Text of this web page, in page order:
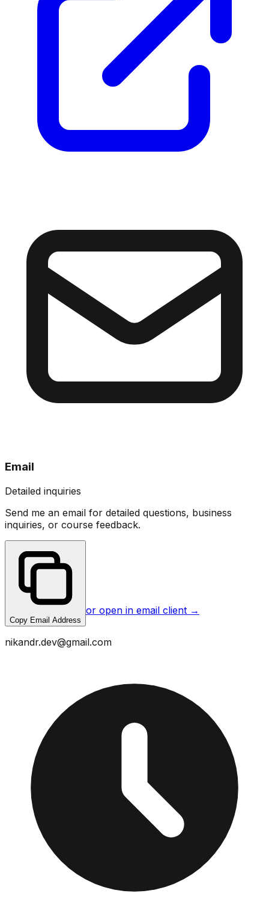
Email
Detailed inquiries
Send me an email for detailed questions, business
inquiries, or course feedback.
Copy Email Address
or open in email client →
nikandr.dev@gmail.com